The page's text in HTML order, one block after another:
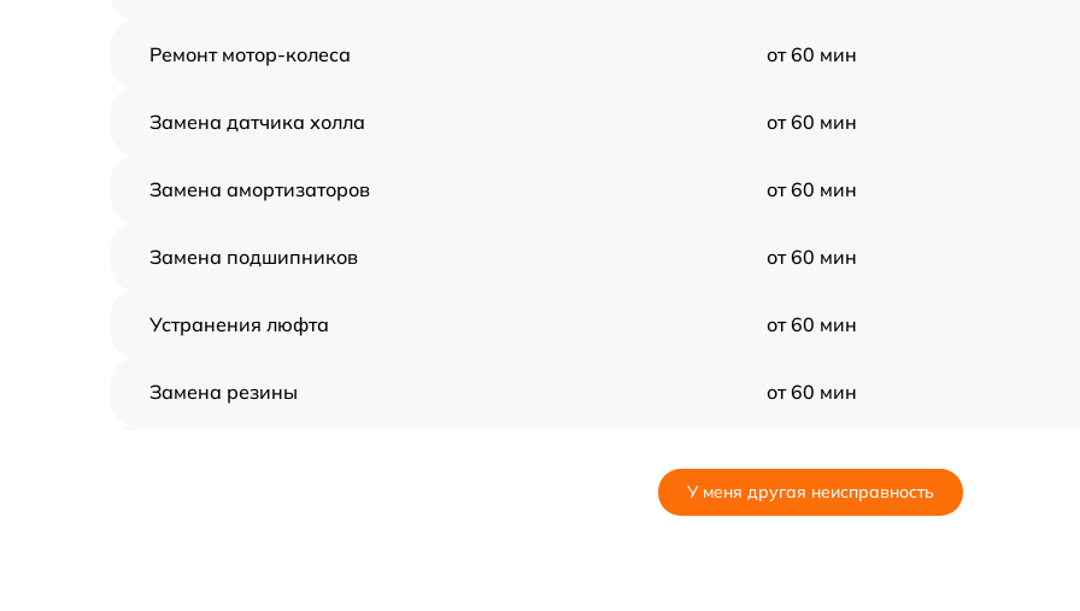
Ремонт мотор-колеса от 60 мин
Замена датчика холла от 60 мин
Замена амортизаторов от 60 мин
Замена подшипников от 60 мин
Устранения люфта от 60 мин
Замена резины от 60 мин
У меня другая неисправность